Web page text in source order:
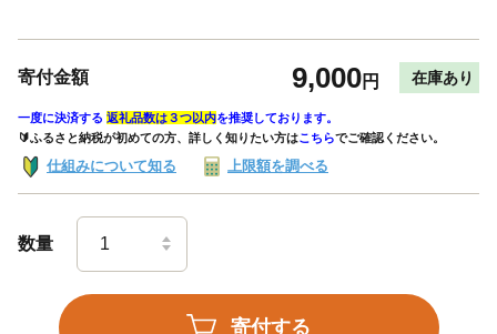
寄付金額 9,000円 在庫あり
一度に決済する 返礼品数は３つ以内を推奨しております。
🔰ふるさと納税が初めての方、詳しく知りたい方はこちらでご確認ください。
仕組みについて知る 上限額を調べる
数量
寄付する